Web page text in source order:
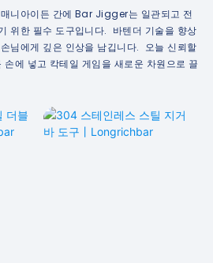
니아이든 간에 Bar Jigger는 일관되고 전
위한 필수 도구입니다. 바텐더 기술을 향상
님에게 깊은 인상을 남깁니다. 오늘 신뢰할
에 넣고 칵테일 게임을 새로운 차원으로 끌